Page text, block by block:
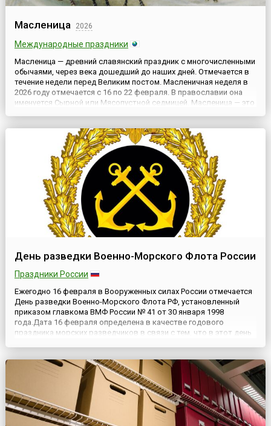
Масленица 2026
Международные праздники
Масленица — древний славянский праздник с многочисленными
обычаями, через века дошедший до наших дней. Отмечается в
течение недели перед Великим постом. Масленичная неделя в
2026 году отмечается с 16 по 22 февраля. В православии она
именуется Сырной или Мясопустной седмицей. Масленица — это
День разведки Военно-Морского Флота России
Праздники России
Ежегодно 16 февраля в Вооруженных силах России отмечается
День разведки Военно-Морского Флота РФ, установленный
приказом главкома ВМФ России № 41 от 30 января 1998
года.Дата 16 февраля определена в качестве годового
праздника морских разведчиков в связи с тем, что в этот день
Разведыват...